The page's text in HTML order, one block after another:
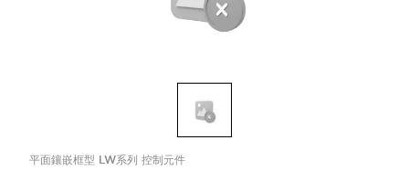
平面鑲嵌框型 LW系列 控制元件